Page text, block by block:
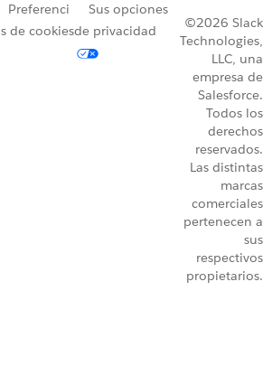
Preferenci
de cookies
Sus opciones
de privacidad
©2026 Slack
Technologies,
LLC, una
empresa de
Salesforce.
Todos los
derechos
reservados.
Las distintas
marcas
comerciales
pertenecen a
sus
respectivos
propietarios.